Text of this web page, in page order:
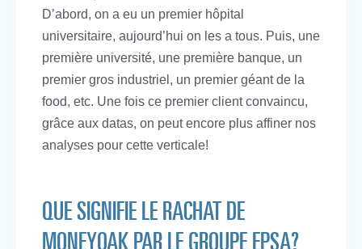
D’abord, on a eu un premier hôpital
universitaire, aujourd’hui on les a tous. Puis, une
première université, une première banque, un
premier gros industriel, un premier géant de la
food, etc. Une fois ce premier client convaincu,
grâce aux datas, on peut encore plus affiner nos
analyses pour cette verticale!
QUE SIGNIFIE LE RACHAT DE
MONEYOAK PAR LE GROUPE EPSA?